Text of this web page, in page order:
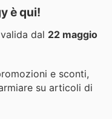
è qui!
dal 22 maggio
e sconti,
su articoli di